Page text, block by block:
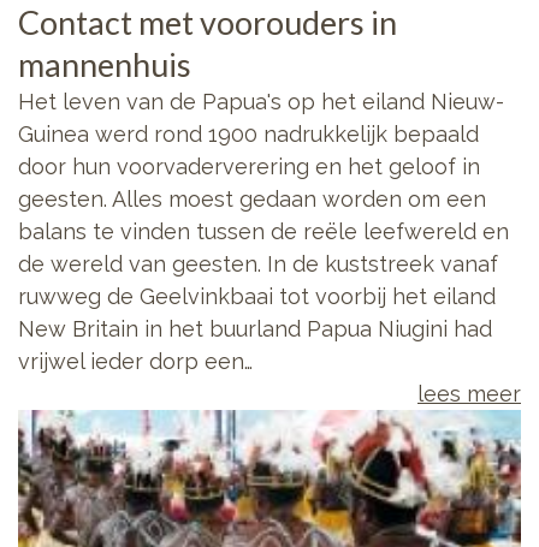
Contact met voorouders in
mannenhuis
Het leven van de Papua's op het eiland Nieuw-
Guinea werd rond 1900 nadrukkelijk bepaald
door hun voorvaderverering en het geloof in
geesten. Alles moest gedaan worden om een
balans te vinden tussen de reële leefwereld en
de wereld van geesten. In de kuststreek vanaf
ruwweg de Geelvinkbaai tot voorbij het eiland
New Britain in het buurland Papua Niugini had
vrijwel ieder dorp een…
lees meer